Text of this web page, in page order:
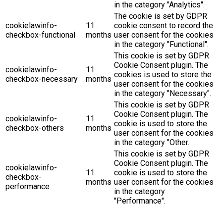
in the category "Analytics".
cookielawinfo-
checkbox-functional
11
months
The cookie is set by GDPR
cookie consent to record the
user consent for the cookies
in the category "Functional".
cookielawinfo-
checkbox-necessary
11
months
This cookie is set by GDPR
Cookie Consent plugin. The
cookies is used to store the
user consent for the cookies
in the category "Necessary".
cookielawinfo-
checkbox-others
11
months
This cookie is set by GDPR
Cookie Consent plugin. The
cookie is used to store the
user consent for the cookies
in the category "Other.
cookielawinfo-
checkbox-
performance
11
months
This cookie is set by GDPR
Cookie Consent plugin. The
cookie is used to store the
user consent for the cookies
in the category
"Performance".